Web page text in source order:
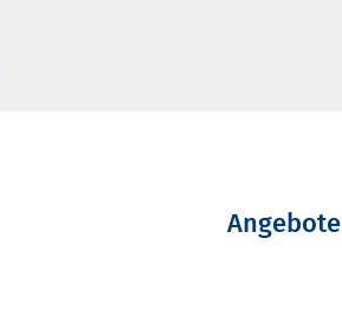
Navigation
Angebote